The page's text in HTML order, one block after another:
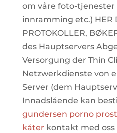
om våre foto-
innramming etc.) HER
PROTOKOLLER,
des Hauptservers
Versorgung der Thin
Netzwerkdienste von
Server (dem
Innadslående kan
gundersen porno
kåter kontakt med oss